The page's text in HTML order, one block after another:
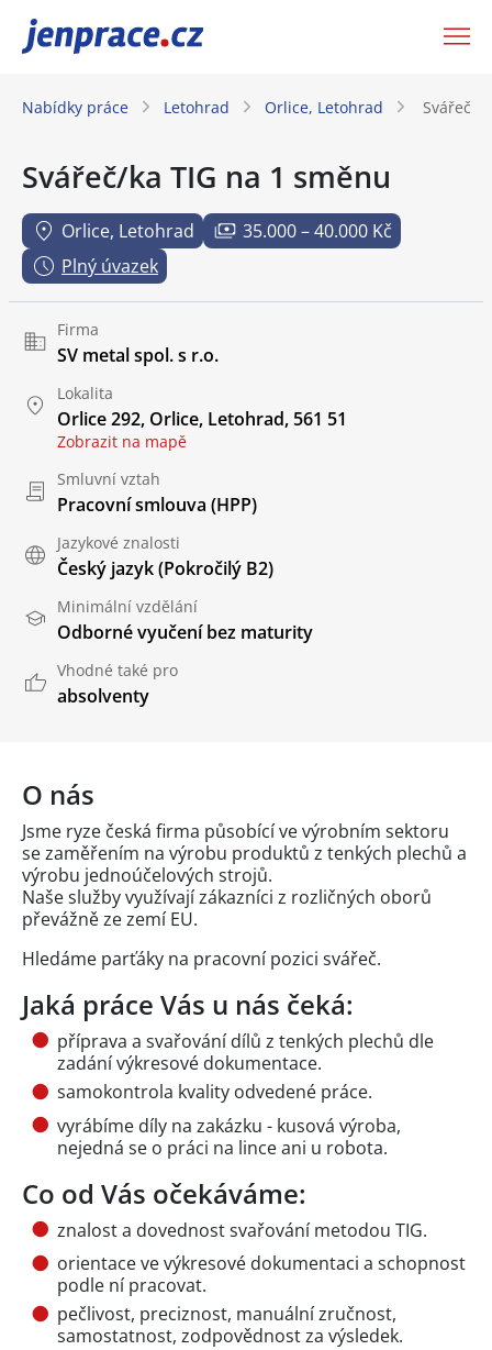
JenPráce.cz
Nabídky práce Letohrad Orlice, Letohrad Svářeč/
Svářeč/ka TIG na 1 směnu
Orlice, Letohrad
35.000 – 40.000 Kč
Plný úvazek
Firma
SV metal spol. s r.o.
Lokalita
Orlice 292, Orlice, Letohrad, 561 51
Zobrazit na mapě
Smluvní vztah
Pracovní smlouva (HPP)
Jazykové znalosti
Český jazyk(Pokročilý B2)
Minimální vzdělání
Odborné vyučení bez maturity
Vhodné také pro
absolventy
O nás
Jsme ryze česká firma působící ve výrobním sektoru
se zaměřením na výrobu produktů z tenkých plechů a
výrobu jednoúčelových strojů.
Naše služby využívají zákazníci z rozličných oborů
převážně ze zemí EU.
Hledáme parťáky na pracovní pozici svářeč.
Jaká práce Vás u nás čeká:
příprava a svařování dílů z tenkých plechů dle
zadání výkresové dokumentace.
samokontrola kvality odvedené práce.
vyrábíme díly na zakázku - kusová výroba,
nejedná se o práci na lince ani u robota.
Co od Vás očekáváme:
znalost a dovednost svařování metodou TIG.
orientace ve výkresové dokumentaci a schopnost
podle ní pracovat.
pečlivost, preciznost, manuální zručnost,
samostatnost, zodpovědnost za výsledek.